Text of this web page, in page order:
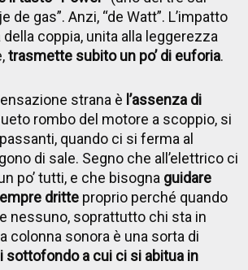
de gas”. Anzi, “de Watt”. L’impatto
coppia, unita alla leggerezza
trasmette subito un po’ di euforia.
strana è l’assenza di
rombo del motore a scoppio, si
quando ci si ferma al
di sale. Segno che all’elettrico ci
po’ tutti, e che bisogna guidare
dritte proprio perché quando
nessuno, soprattutto chi sta in
colonna sonora è una sorta di
sottofondo a cui ci si abitua in